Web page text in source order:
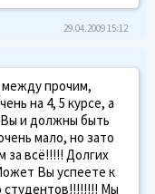
29.04.2009 15:12
прочим,
на 4, 5 курсе, а
Вы и должны быть
мало, но зато
за всё!!!!! Долгих
Вы успеете к
студентов!!!!!!!! Мы